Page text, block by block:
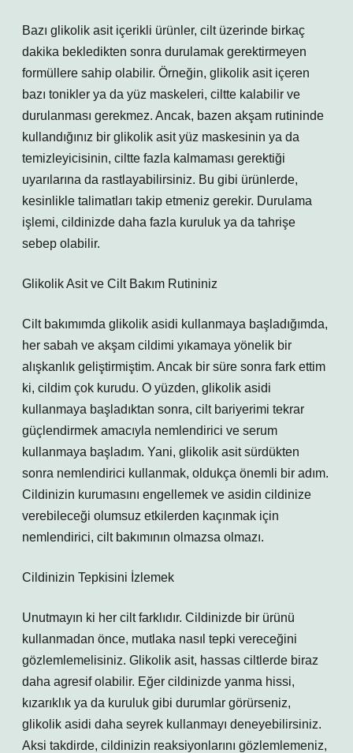
Bazı glikolik asit içerikli ürünler, cilt üzerinde birkaç
dakika bekledikten sonra durulamak gerektirmeyen
formüllere sahip olabilir. Örneğin, glikolik asit içeren
bazı tonikler ya da yüz maskeleri, ciltte kalabilir ve
durulanması gerekmez. Ancak, bazen akşam rutininde
kullandığınız bir glikolik asit yüz maskesinin ya da
temizleyicisinin, ciltte fazla kalmaması gerektiği
uyarılarına da rastlayabilirsiniz. Bu gibi ürünlerde,
kesinlikle talimatları takip etmeniz gerekir. Durulama
işlemi, cildinizde daha fazla kuruluk ya da tahrişe
sebep olabilir.
Glikolik Asit ve Cilt Bakım Rutininiz
Cilt bakımımda glikolik asidi kullanmaya başladığımda,
her sabah ve akşam cildimi yıkamaya yönelik bir
alışkanlık geliştirmiştim. Ancak bir süre sonra fark ettim
ki, cildim çok kurudu. O yüzden, glikolik asidi
kullanmaya başladıktan sonra, cilt bariyerimi tekrar
güçlendirmek amacıyla nemlendirici ve serum
kullanmaya başladım. Yani, glikolik asit sürdükten
sonra nemlendirici kullanmak, oldukça önemli bir adım.
Cildinizin kurumasını engellemek ve asidin cildinize
verebileceği olumsuz etkilerden kaçınmak için
nemlendirici, cilt bakımının olmazsa olmazı.
Cildinizin Tepkisini İzlemek
Unutmayın ki her cilt farklıdır. Cildinizde bir ürünü
kullanmadan önce, mutlaka nasıl tepki vereceğini
gözlemlemelisiniz. Glikolik asit, hassas ciltlerde biraz
daha agresif olabilir. Eğer cildinizde yanma hissi,
kızarıklık ya da kuruluk gibi durumlar görürseniz,
glikolik asidi daha seyrek kullanmayı deneyebilirsiniz.
Aksi takdirde, cildinizin reaksiyonlarını gözlemlemeniz,